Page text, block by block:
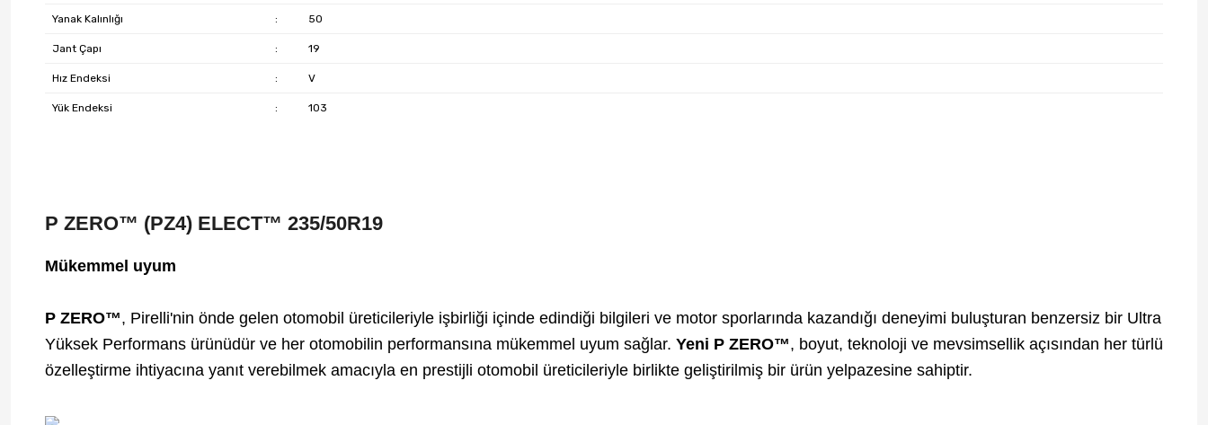
Yanak Kalınlığı : 50
Jant Çapı : 19
Hız Endeksi : V
Yük Endeksi : 103
P ZERO™ (PZ4) ELECT™ 235/50R19
Mükemmel uyum
P ZERO™, Pirelli'nin önde gelen otomobil üreticileriyle işbirliği içinde edindiği bilgileri ve motor sporlarında kazandığı deneyimi buluşturan benzersiz bir Ultra
Yüksek Performans ürünüdür ve her otomobilin performansına mükemmel uyum sağlar. Yeni P ZERO™, boyut, teknoloji ve mevsimsellik açısından her türlü
özelleştirme ihtiyacına yanıt verebilmek amacıyla en prestijli otomobil üreticileriyle birlikte geliştirilmiş bir ürün yelpazesine sahiptir.